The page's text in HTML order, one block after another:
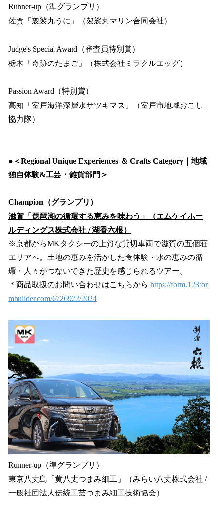
Runner-up（準グランプリ）
佐賀「袈裟丸うに」（袈裟丸マリン合同会社）
Judge's Special Award（審査員特別賞）
栃木「奇跡のたまご」（株式会社ミラクルエッグ）
Passion Award（特別賞）
高知「室戸海洋深層水サツキマス」（室戸市地域おこし
協力隊）
●＜Regional Unique Experiences ＆ Crafts Category｜地域
独自体験&工芸・雑貨部門＞
Champion（グランプリ）
滋賀「琵琶湖の循環する恵みを味わう」（エムケイホー
ルディングス株式会社 / 湖香六根）
※京都からMKタクシーの上質な貸切車両で滋賀の五個荘
エリアへ。土地の恵みを活かした食体験・水の恵みの循
環・人々がつないできた歴史を感じられるツアー。
＊商品取扱のお問い合わせはこちらから https://form.123for
mbuilder.com/6726922/2024
Runner-up（準グランプリ）
東京八丈島「黄八丈つまみ細工」（みらい八丈株式会社 /
一般社団法人伝統工芸つまみ細工技術協会）